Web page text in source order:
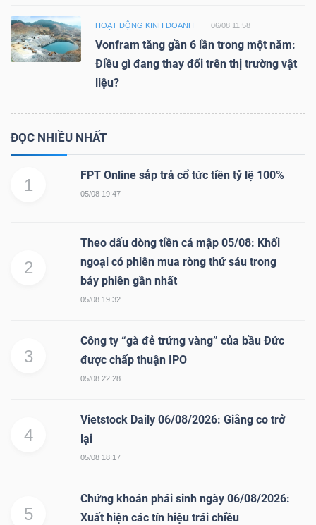
HOẠT ĐỘNG KINH DOANH 06/08 11:58
Vonfram tăng gần 6 lần trong một năm:
Điều gì đang thay đổi trên thị trường vật
liệu?
ĐỌC NHIỀU NHẤT
1
FPT Online sắp trả cổ tức tiền tỷ lệ 100%
05/08 19:47
2
Theo dấu dòng tiền cá mập 05/08: Khối
ngoại có phiên mua ròng thứ sáu trong
bảy phiên gần nhất
05/08 19:32
3
Công ty “gà đẻ trứng vàng” của bầu Đức
được chấp thuận IPO
05/08 22:28
4
Vietstock Daily 06/08/2026: Giằng co trở
lại
05/08 18:17
5
Chứng khoán phái sinh ngày 06/08/2026:
Xuất hiện các tín hiệu trái chiều